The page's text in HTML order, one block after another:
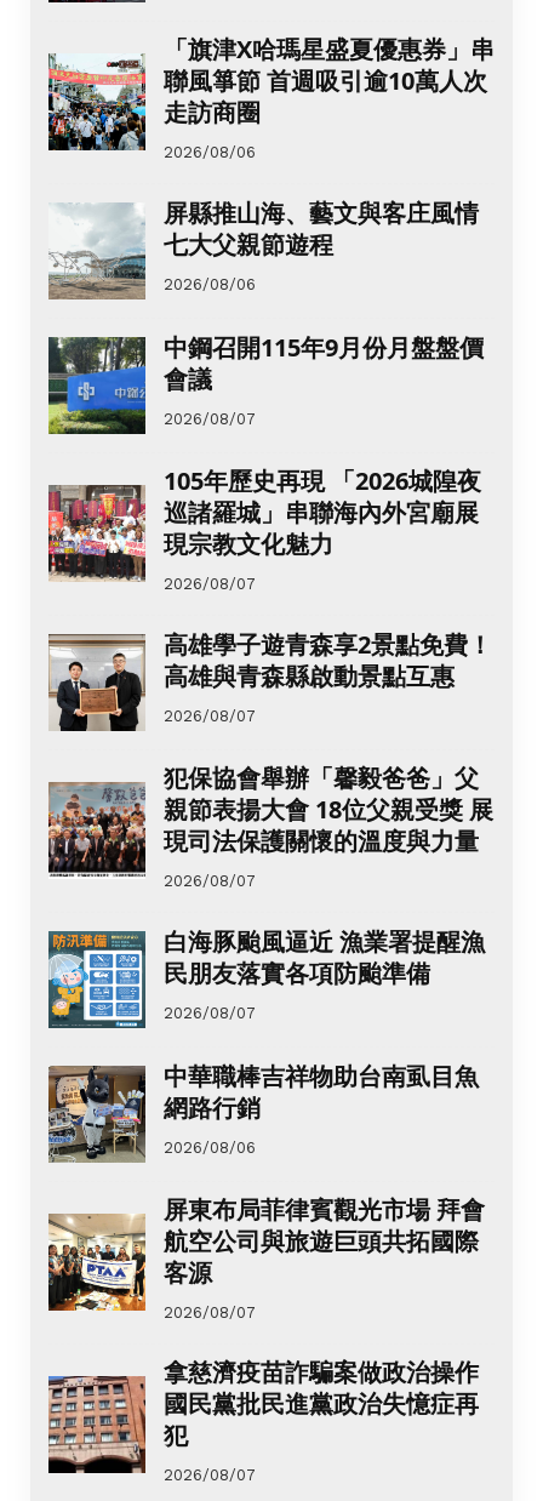
「旗津X哈瑪星盛夏優惠券」串
聯風箏節 首週吸引逾10萬人次
走訪商圈
2026/08/06
屏縣推山海、藝文與客庄風情
七大父親節遊程
2026/08/06
中鋼召開115年9月份月盤盤價
會議
2026/08/07
105年歷史再現 「2026城隍夜
巡諸羅城」串聯海內外宮廟展
現宗教文化魅力
2026/08/07
高雄學子遊青森享2景點免費！
高雄與青森縣啟動景點互惠
2026/08/07
犯保協會舉辦「馨毅爸爸」父
親節表揚大會 18位父親受獎 展
現司法保護關懷的溫度與力量
2026/08/07
白海豚颱風逼近 漁業署提醒漁
民朋友落實各項防颱準備
2026/08/07
中華職棒吉祥物助台南虱目魚
網路行銷
2026/08/06
屏東布局菲律賓觀光市場 拜會
航空公司與旅遊巨頭共拓國際
客源
2026/08/07
拿慈濟疫苗詐騙案做政治操作
國民黨批民進黨政治失憶症再
犯
2026/08/07